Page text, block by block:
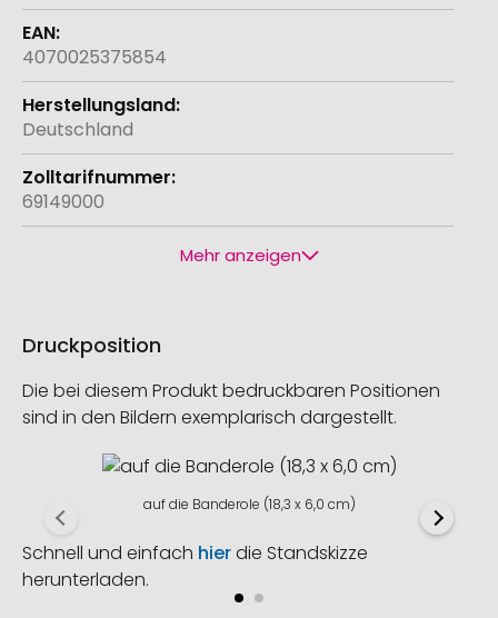
4070025375854
Deutschland
69149000
Mehr anzeigen
Druckposition
Die bei diesem Produkt bedruckbaren Positionen
sind in den Bildern exemplarisch dargestellt.
auf die Banderole (18,3 x 6,0 cm)
Schnell und einfach hierdie Standskizze
herunterladen.